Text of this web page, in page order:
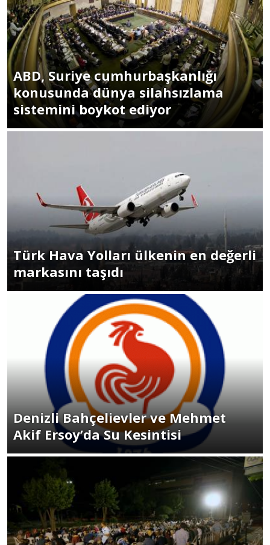
ABD, Suriye cumhurbaşkanlığı
konusunda dünya silahsızlama
sistemini boykot ediyor
Türk Hava Yolları ülkenin en değerli
markasını taşıdı
Denizli Bahçelievler ve Mehmet
Akif Ersoy’da Su Kesintisi